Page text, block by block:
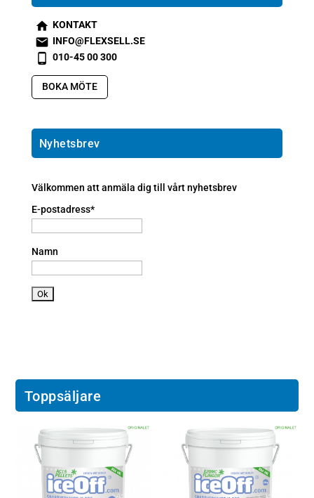
s
m
t2
o
e
ic
o
KONTAKT
s
m
t1
e
ai
ic
n
INFO@FLEXSELL.SE
s
m
t2
h
o
n
a
dr
oi
ic
o
n
010-45 00 300
BOKA MÖTE
Nyhetsbrev
Välkommen att anmäla dig till vårt nyhetsbrev
E-postadress*
Namn
Toppsäljare